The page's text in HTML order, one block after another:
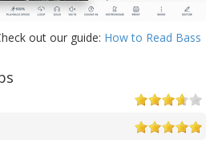
out our guide: How to Read Bass